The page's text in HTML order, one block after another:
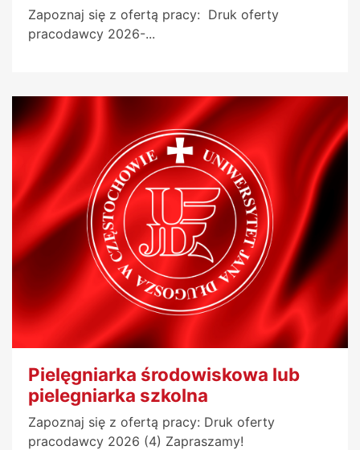
Zapoznaj się z ofertą pracy: Druk oferty
pracodawcy 2026-...
Pielęgniarka środowiskowa lub
pielegniarka szkolna
Zapoznaj się z ofertą pracy: Druk oferty
pracodawcy 2026 (4) Zapraszamy!